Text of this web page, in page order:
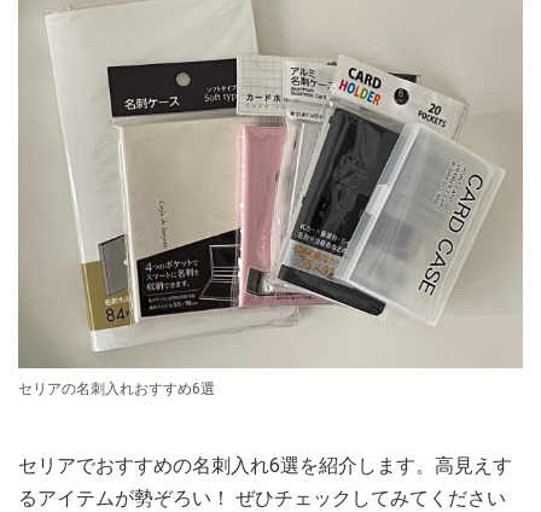
セリアの名刺入れおすすめ6選
セリアでおすすめの名刺入れ6選を紹介します。高見えす
るアイテムが勢ぞろい！ ぜひチェックしてみてください